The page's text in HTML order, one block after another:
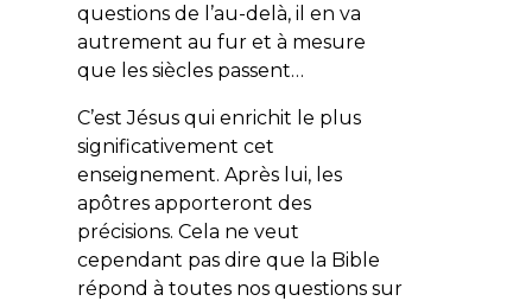
questions de l’au-delà, il en va
autrement au fur et à mesure
que les siècles passent…
C’est Jésus qui enrichit le plus
significativement cet
enseignement. Après lui, les
apôtres apporteront des
précisions. Cela ne veut
cependant pas dire que la Bible
répond à toutes nos questions sur